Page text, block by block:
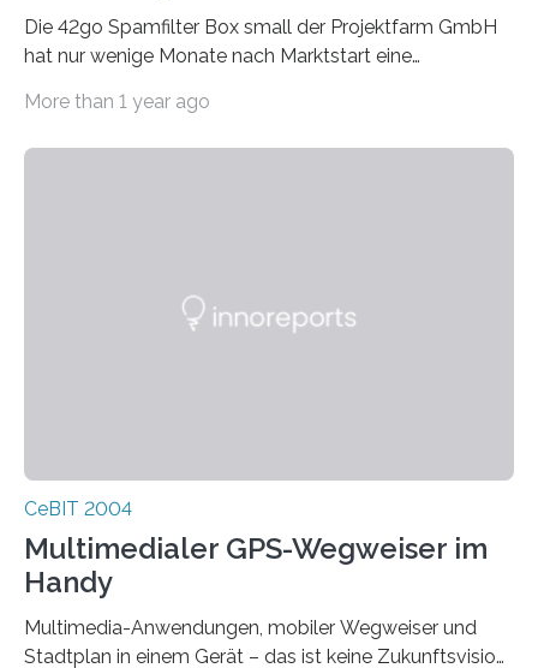
Die 42go Spamfilter Box small der Projektfarm GmbH
hat nur wenige Monate nach Marktstart eine
renomierte Fachzeitschrift PC Professionell hat die
More than 1 year ago
CeBIT 2004
Multimedialer GPS-Wegweiser im
Handy
Multimedia-Anwendungen, mobiler Wegweiser und
Stadtplan in einem Gerät – das ist keine Zukunftsvision,